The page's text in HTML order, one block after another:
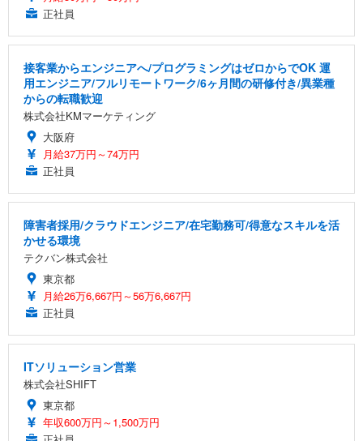
正社員
接客業からエンジニアへ/プログラミングはゼロからでOK 運
用エンジニア/フルリモートワーク/6ヶ月間の研修付き/異業種
からの転職歓迎
株式会社KMマーケティング
大阪府
月給37万円～74万円
正社員
障害者採用/クラウドエンジニア/在宅勤務可/得意なスキルを活
かせる環境
テクバン株式会社
東京都
月給26万6,667円～56万6,667円
正社員
ITソリューション営業
株式会社SHIFT
東京都
年収600万円～1,500万円